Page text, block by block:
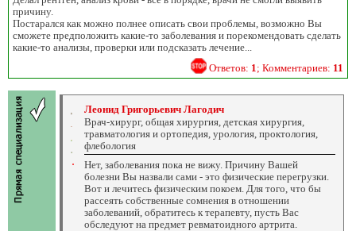
причину.
Постарался как можно полнее описать свои проблемы, возможно Вы
сможете предположить какие-то заболевания и порекомендовать сделать
какие-то анализы, проверки или подсказать лечение...
Ответов: 1 ; Комментариев: 11
Леонид Григорьевич Лагодич
Врач-хирург, общая хирургия, детская хирургия,
травматология и ортопедия, урология, проктология,
флебология
Нет, заболевания пока не вижу. Причину Вашей
болезни Вы назвали сами - это физические перегрузки.
Вот и лечитесь физическим покоем. Для того, что бы
рассеять собственные сомнения в отношении
заболеваний, обратитесь к терапевту, пусть Вас
обследуют на предмет ревматоидного артрита.